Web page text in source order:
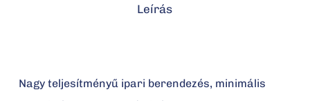
Leírás
Nagy teljesítményű ipari berendezés, minimális